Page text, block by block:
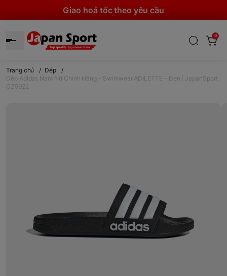
Giao hoả tốc theo yêu cầu
0
Trang chủ / Dép
/
Dép Adidas Nam Nữ Chính Hãng - Swimwear ADILETTE - Đen | JapanSport
GZ5922